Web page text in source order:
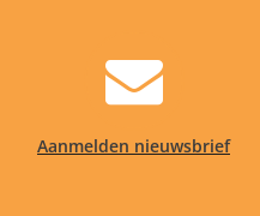
Aanmelden nieuwsbrief